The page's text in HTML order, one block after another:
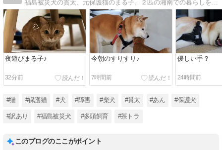
夜遊びまる子♪
32分前
今朝のすりすり♪
7時間前
優しい手？
24時間前
#猫 #保護猫 #犬 #障害 #柴犬 #貫太 #あん #保護犬
#訳あり #福島被災犬 #多頭飼育 #茶トラ
このブログのここがポイント